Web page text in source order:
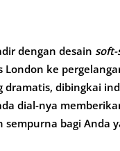
dengan desain
London ke
dramatis, dibingkai
dial-nya
bagi Anda